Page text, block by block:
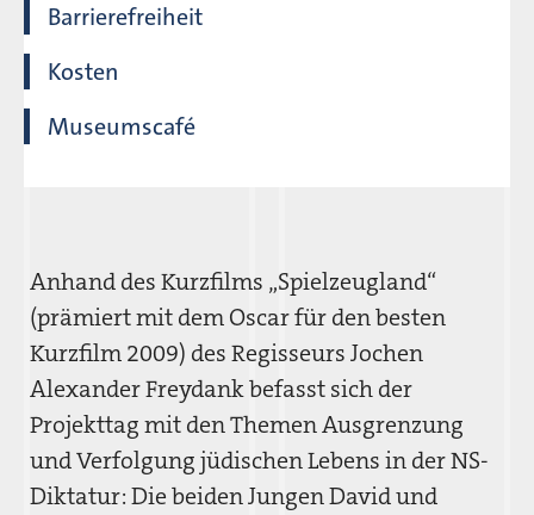
Barrierefreiheit
Kosten
Museumscafé
Anhand des Kurzfilms „Spielzeugland“
(prämiert mit dem Oscar für den besten
Kurzfilm 2009) des Regisseurs Jochen
Alexander Freydank befasst sich der
Projekttag mit den Themen Ausgrenzung
und Verfolgung jüdischen Lebens in der NS-
Diktatur: Die beiden Jungen David und